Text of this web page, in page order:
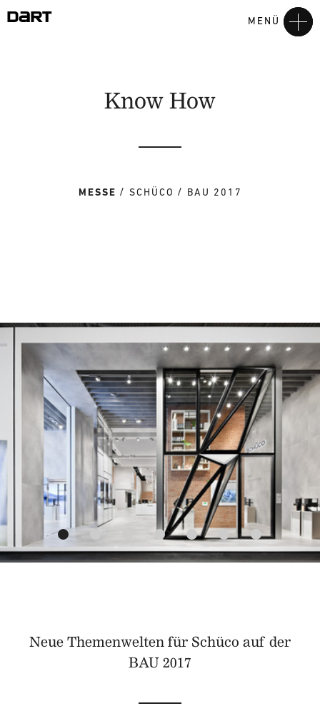
MENÜ
Know How
MESSE SCHÜCO BAU 2017
Neue Themenwelten für Schüco auf der
BAU 2017